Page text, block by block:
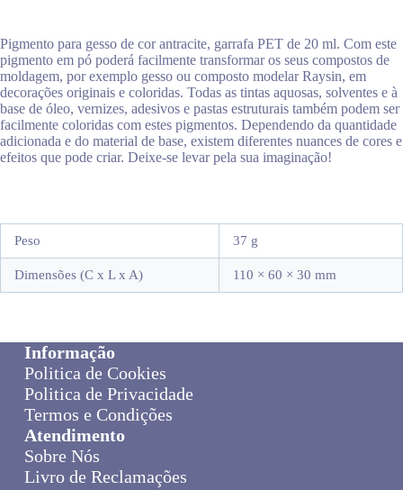
Pigmento para gesso de cor antracite, garrafa PET de 20 ml. Com este
pigmento em pó poderá facilmente transformar os seus compostos de
moldagem, por exemplo gesso ou composto modelar Raysin, em
decorações originais e coloridas. Todas as tintas aquosas, solventes e à
base de óleo, vernizes, adesivos e pastas estruturais também podem ser
facilmente coloridas com estes pigmentos. Dependendo da quantidade
adicionada e do material de base, existem diferentes nuances de cores e
efeitos que pode criar. Deixe-se levar pela sua imaginação!
Peso 37 g
Dimensões (C x L x A) 110 × 60 × 30 mm
Informação
Politica de Cookies
Politica de Privacidade
Termos e Condições
Atendimento
Sobre Nós
Livro de Reclamações